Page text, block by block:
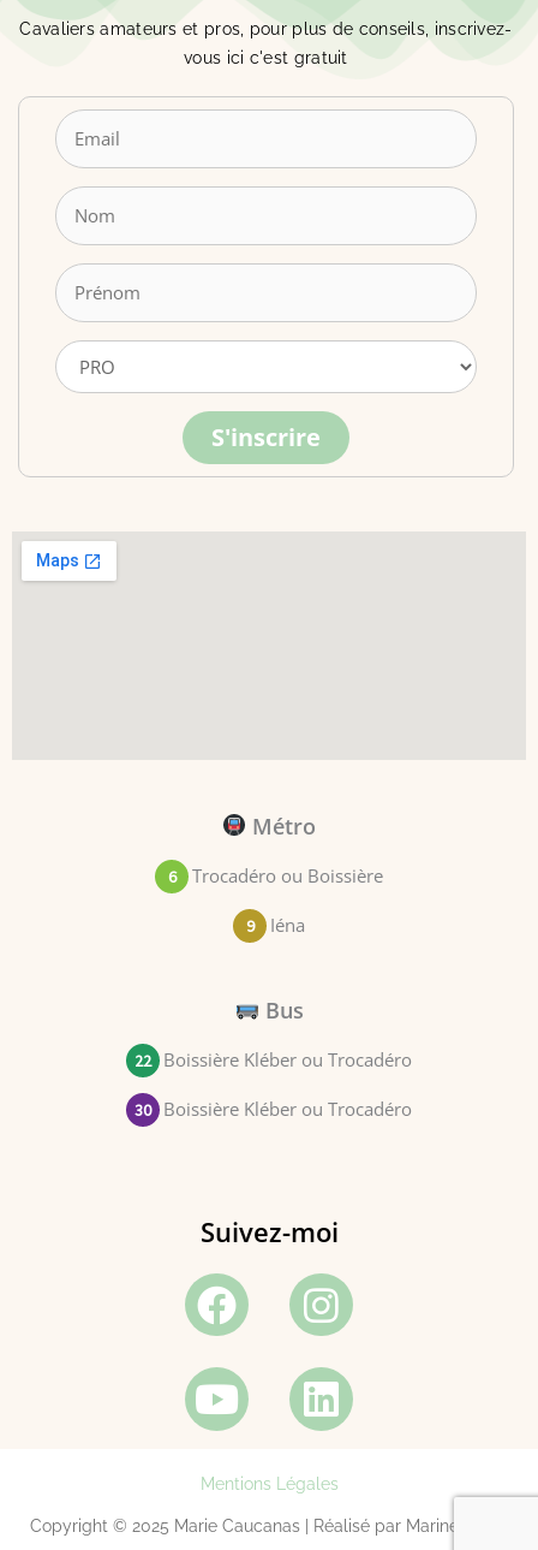
Cavaliers amateurs et pros, pour plus de conseils, inscrivez-
vous ici c'est gratuit
Métro
6 Trocadéro ou Boissière
9 Iéna
Bus
22 Boissière Kléber ou Trocadéro
30 Boissière Kléber ou Trocadéro
Suivez-moi
FacebookInstagram
YoutubeLinkedin
Mentions Légales
Copyright © 2025 Marie Caucanas | Réalisé par Marine Boidé